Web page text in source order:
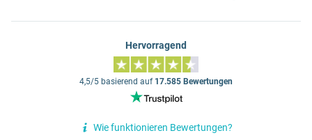
Hervorragend
4,5/5 basierend auf 17.585 Bewertungen
Wie funktionieren Bewertungen?